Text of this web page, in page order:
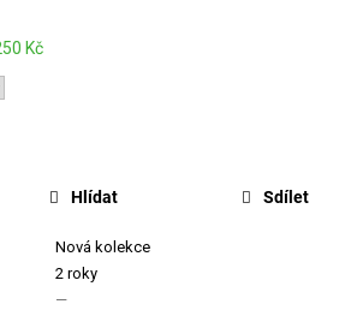
Nová kolekce
2 roky
—
Hlídat Sdílet